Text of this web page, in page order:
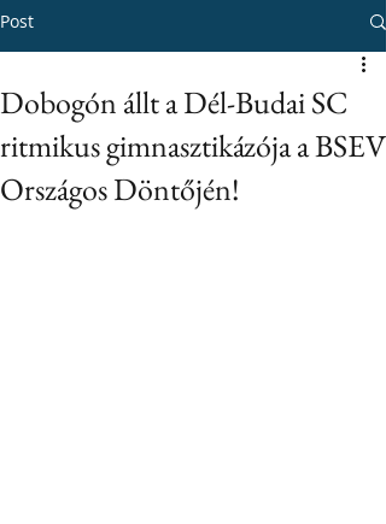
Post
Dobogón állt a Dél-Budai SC
ritmikus gimnasztikázója a BSEV
Országos Döntőjén!